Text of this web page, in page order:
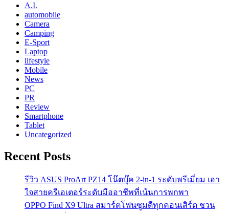
A.I.
automobile
Camera
Camping
E-Sport
Laptop
lifestyle
Mobile
News
PC
PR
Review
Smartphone
Tablet
Uncategorized
Recent Posts
รีวิว ASUS ProArt PZ14 โน๊ตบุ๊ค 2-in-1 ระดับพรีเมี่ยม เอา
ใจสายครีเอเตอร์ระดับมืออาชีพที่เน้นการพกพา
OPPO Find X9 Ultra สมาร์ตโฟนซูมดีทุกคอนเสิร์ต ชวน